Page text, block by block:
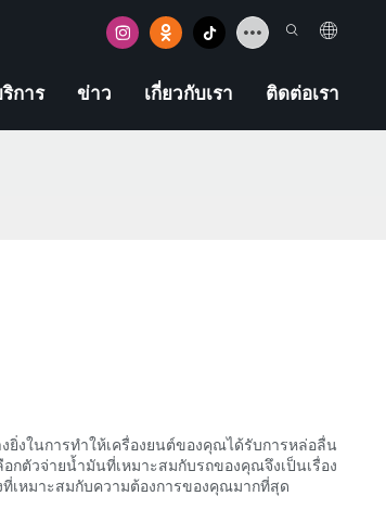
การ ข่าว เกี่ยวกับเรา ติดต่อเรา
ในการทำให้เครื่องยนต์ของคุณได้รับการหล่อลื่น
ตัวจ่ายน้ำมันที่เหมาะสมกับรถของคุณจึงเป็นเรื่อง
เหมาะสมกับความต้องการของคุณมากที่สุด